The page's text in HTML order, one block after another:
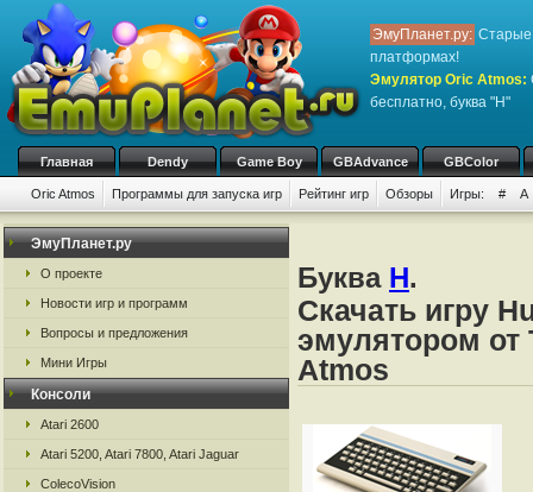
ЭмуПланет.ру: Старые
платформах!
Эмулятор Oric Atmos:
бесплатно, буква "H"
Главная Dendy Game Boy GBAdvance GBColor
Oric Atmos Программы для запуска игр Рейтинг игр Обзоры Игры: # A
ЭмуПланет.ру
О проекте
Новости игр и программ
Вопросы и предложения
Мини Игры
Консоли
Atari 2600
Atari 5200, Atari 7800, Atari Jaguar
ColecoVision
Буква H.
Скачать игру
эмулятором от
Atmos